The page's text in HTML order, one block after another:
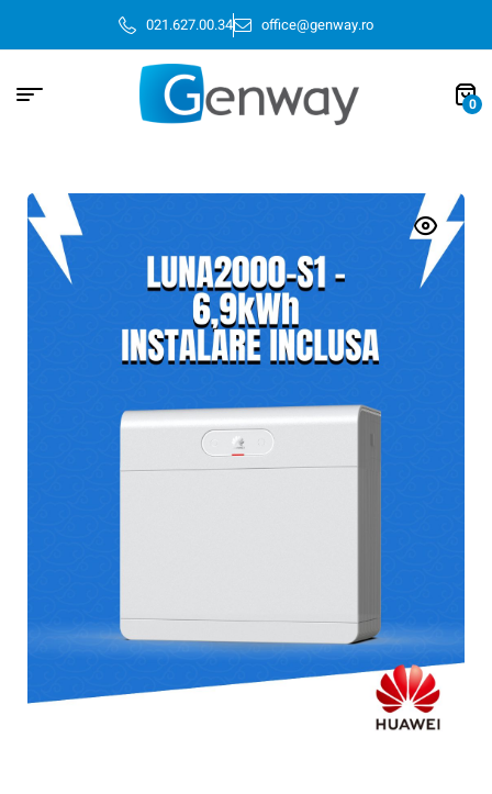
021.627.00.34 office@genway.ro
0